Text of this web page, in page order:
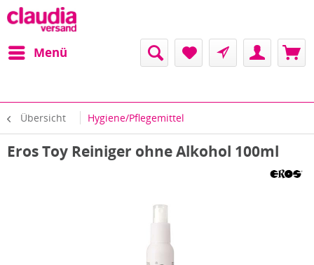
Menü
Übersicht Hygiene/Pflegemittel
Eros Toy Reiniger ohne Alkohol 100ml